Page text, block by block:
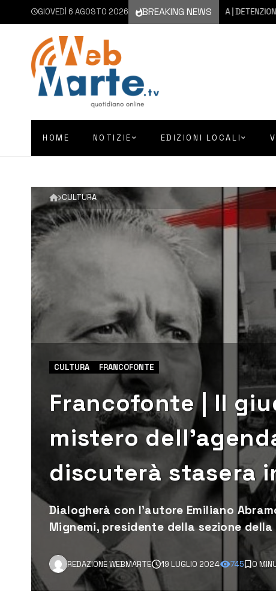
GIOVEDÌ 6 AGOSTO 2026 BREAKING NEWS
6 AGOSTO 2026 FLORIDIA | DETENZIONE A FINI
HOME NOTIZIE EDIZIONI LOCALI
CULTURA
CULTURA FRANCOFONTE
Francofonte | Il
mistero
discuterà stasera
Dialogherà con l'autore Emiliano
Mignemi, presidente della sezione
REDAZIONE WEBMARTE 19 LUGLIO 2024 745 0